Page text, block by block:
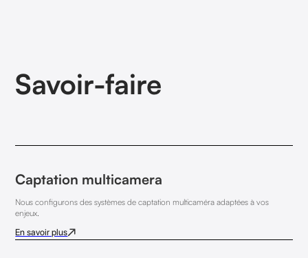
Savoir-faire
Captation multicamera
Nous configurons des systèmes de captation multicaméra adaptées à vos
enjeux.
En savoir plus